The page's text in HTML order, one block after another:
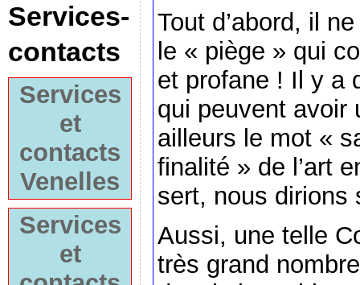
Services-
contacts
Services
et
contacts
Venelles
Services
et
Tout d’abord, il
le « piège » qui
et profane ! Il y a
qui peuvent avoir
ailleurs le mot «
finalité » de l’art
sert, nous dirions
Aussi, une telle
très grand